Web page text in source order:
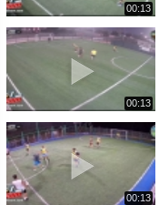
00:13
00:13
00:13